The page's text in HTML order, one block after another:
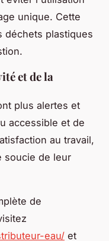
unique. Cette
déchets plastiques
et de la
plus alertes et
accessible et de
au travail,
soucie de leur
de
eau/ et